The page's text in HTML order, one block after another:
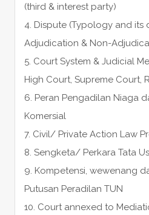
(third & interest party)
4. Dispute (Typology and its
Adjudication & Non-
5. Court System & Judicial
High Court, Supreme Court,
6. Peran Pengadilan Niaga
Komersial
7. Civil/ Private Action Law
8. Sengketa/ Perkara Tata
9. Kompetensi, wewenang
Putusan Peradilan TUN
10. Court annexed to